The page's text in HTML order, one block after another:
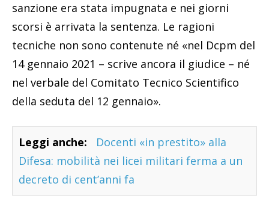
sanzione era stata impugnata e nei giorni
scorsi è arrivata la sentenza. Le ragioni
tecniche non sono contenute né «nel Dcpm del
14 gennaio 2021 – scrive ancora il giudice – né
nel verbale del Comitato Tecnico Scientifico
della seduta del 12 gennaio».
Leggi anche:
Docenti «in prestito» alla
Difesa: mobilità nei licei militari ferma a un
decreto di cent’anni fa